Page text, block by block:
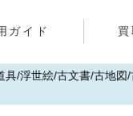
ガイド
/浮世絵/古文書/古地